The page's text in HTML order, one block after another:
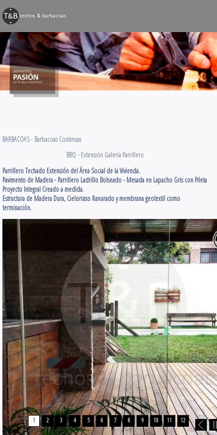
Decks y
Obras Varias
Contacto
BARBACOAS - Barbacoas Continuas
BBQ - Extensión Galería Parrillero
Parrillero Techado Extensión del Área Social de la Vivienda.
Pavimento de Madera - Parrillero Ladrillo Bolseado - Mesada en Lapacho Gris con Pileta
Proyecto Integral Creado a medida.
Estructura de Madera Dura, Cielorraso Ranurado y membrana geotextil como
terminación.
1 2 3 4 5 6 7 8 9 10 11 12